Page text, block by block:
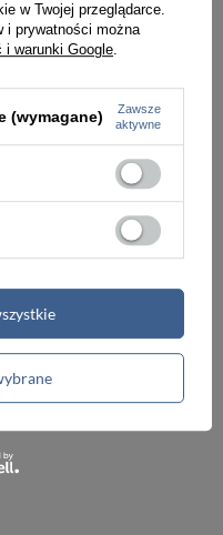
zł
cena:47,00 zł
49,99 zł
w Twojej przeglądarce.
i prywatności można
i warunki Google.
(wymagane)
Zawsze
aktywne